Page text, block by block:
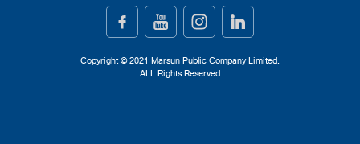
หน้าแรก
Copyright © 2021 Marsun Public Company Limited.
ALL Rights Reserved